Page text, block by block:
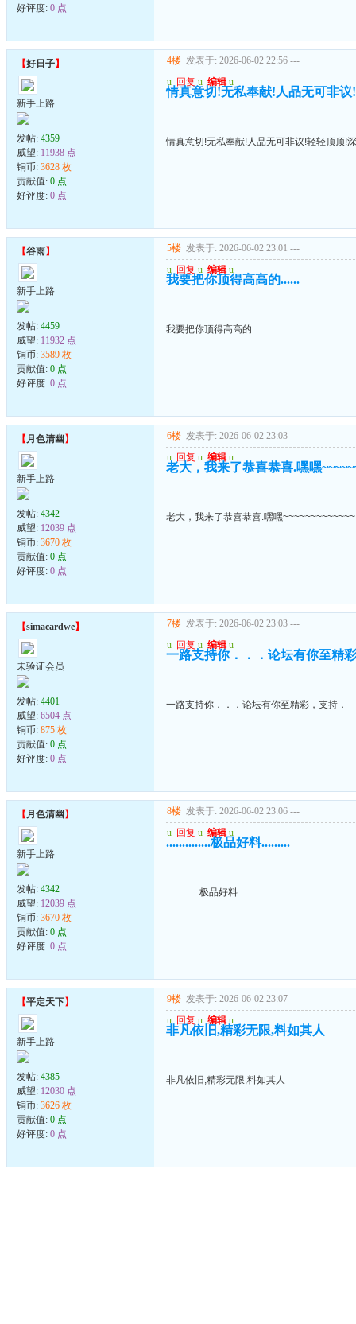
好评度: 0 点
【好日子】
新手上路
发帖: 4359
威望: 11938 点
铜币: 3628 枚
贡献值: 0 点
好评度: 0 点
4楼 发表于: 2026-06-02 22:56 ---
u 回复 u 编辑 u
情真意切!无私奉献!人品无可非
情真意切!无私奉献!人品无可非议!轻轻顶顶!
【谷雨】
新手上路
发帖: 4459
威望: 11932 点
铜币: 3589 枚
贡献值: 0 点
好评度: 0 点
5楼 发表于: 2026-06-02 23:01 ---
u 回复 u 编辑 u
我要把你顶得高高的......
我要把你顶得高高的......
【月色清幽 】
新手上路
发帖: 4342
威望: 12039 点
铜币: 3670 枚
贡献值: 0 点
好评度: 0 点
6楼 发表于: 2026-06-02 23:03 ---
u 回复 u 编辑 u
老大，我来了恭喜恭喜.嘿嘿
老大，我来了恭喜恭喜.嘿嘿~~~~~~~~~~~~~
【simacardwe】
未验证会员
发帖: 4401
威望: 6504 点
铜币: 875 枚
贡献值: 0 点
好评度: 0 点
7楼 发表于: 2026-06-02 23:03 ---
u 回复 u 编辑 u
一路支持你．．．论坛有你至精
一路支持你．．．论坛有你至精彩，支持．
【月色清幽 】
新手上路
发帖: 4342
威望: 12039 点
铜币: 3670 枚
贡献值: 0 点
好评度: 0 点
8楼 发表于: 2026-06-02 23:06 ---
u 回复 u 编辑 u
..............极品好料.........
..............极品好料.........
【平定天下】
新手上路
发帖: 4385
威望: 12030 点
铜币: 3626 枚
贡献值: 0 点
好评度: 0 点
9楼 发表于: 2026-06-02 23:07 ---
u 回复 u 编辑 u
非凡依旧,精彩无限,料如其人
非凡依旧,精彩无限,料如其人